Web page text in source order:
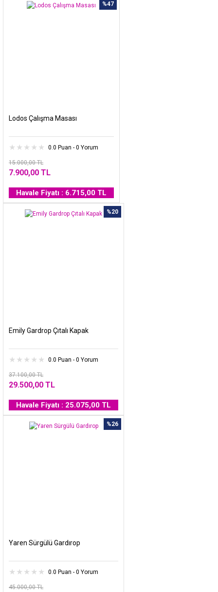
%47
Lodos Çalışma Masası
0.0 Puan - 0 Yorum
15.000,00 TL
7.900,00 TL
Havale Fiyatı : 6.715,00 TL
%20
Emily Gardrop Çıtalı Kapak
0.0 Puan - 0 Yorum
37.100,00 TL
29.500,00 TL
Havale Fiyatı : 25.075,00 TL
%26
Yaren Sürgülü Gardırop
0.0 Puan - 0 Yorum
45.000,00 TL